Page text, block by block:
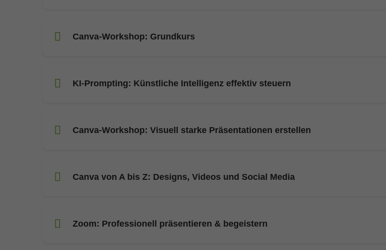
Canva-Workshop: Grundkurs
KI-Prompting: Künstliche Intelligenz effektiv steuern
Canva-Workshop: Visuell starke Präsentationen erstellen
Canva von A bis Z: Designs, Videos und Social Media
Zoom: Professionell präsentieren & begeistern